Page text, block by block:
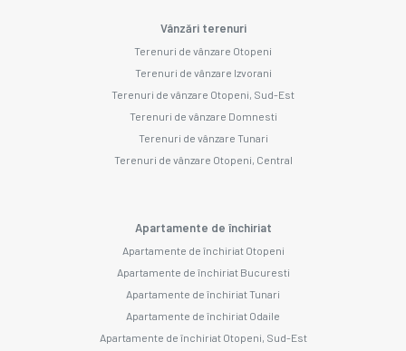
Vânzări terenuri
Terenuri de vânzare Otopeni
Terenuri de vânzare Izvorani
Terenuri de vânzare Otopeni, Sud-Est
Terenuri de vânzare Domnesti
Terenuri de vânzare Tunari
Terenuri de vânzare Otopeni, Central
Apartamente de închiriat
Apartamente de închiriat Otopeni
Apartamente de închiriat Bucuresti
Apartamente de închiriat Tunari
Apartamente de închiriat Odaile
Apartamente de închiriat Otopeni, Sud-Est